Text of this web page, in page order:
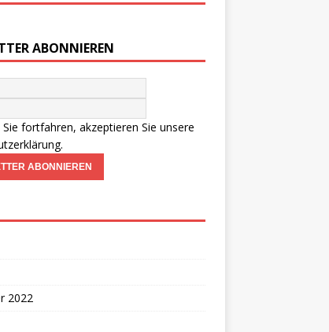
ABONNIEREN
Sie fortfahren, akzeptieren Sie unsere
2022